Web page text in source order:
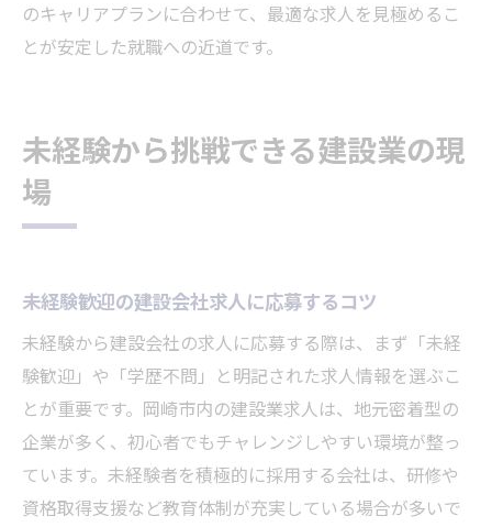
のキャリアプランに合わせて、最適な求人を見極めるこ
とが安定した就職への近道です。
未経験から挑戦できる建設業の現
場
未経験歓迎の建設会社求人に応募するコツ
未経験から建設会社の求人に応募する際は、まず「未経
験歓迎」や「学歴不問」と明記された求人情報を選ぶこ
とが重要です。岡崎市内の建設業求人は、地元密着型の
企業が多く、初心者でもチャレンジしやすい環境が整っ
ています。未経験者を積極的に採用する会社は、研修や
資格取得支援など教育体制が充実している場合が多いで